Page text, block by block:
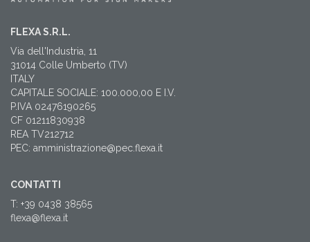
FLEXA S.R.L.
Via dell'Industria, 11
31014 Colle Umberto (TV)
ITALY
CAPITALE SOCIALE: 100.000,00 E I.V.
P.IVA 02476190265
CF 01211830938
REA TV212712
PEC: amministrazione@pec.flexa.it
CONTATTI
T: +39 0438 38565
flexa@flexa.it